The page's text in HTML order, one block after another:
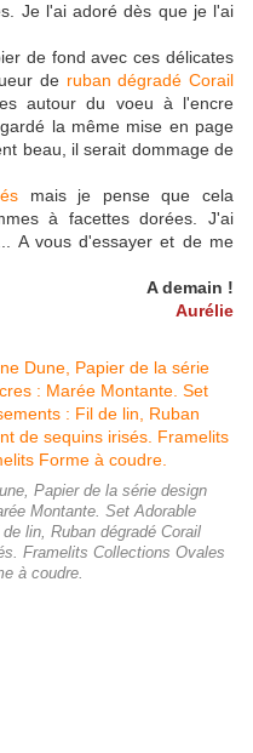
Je l'ai adoré dès que je l'ai
de fond avec ces délicates
de ruban dégradé Corail
autour du voeu à l'encre
la même mise en page
beau, il serait dommage de
mais je pense que cela
à facettes dorées. J'ai
A vous d'essayer et de me
A demain !
Aurélie
Papier de la série design
Montante. Set Adorable
lin, Ruban dégradé Corail
Framelits Collections Ovales
à coudre.